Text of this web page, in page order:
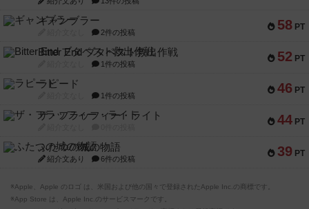
58 PT
ギャンブラー
2件の投稿
52 PT
Bitter End ブタペスト救出作戦
1件の投稿
46 PT
ラピード
1件の投稿
44 PT
ザ・フラッフィー・ライト
39 PT
ふたつの城の物語
紹介文あり 6件の投稿
※Apple、Apple のロゴ は、米国および他の国々で登録されたApple Inc.の商標です。
※App Store は、Apple Inc.のサービスマークです。